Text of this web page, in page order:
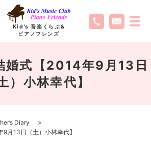
Kid’s 音楽くらぶ&
ピアノフレンズ
婚式【2014年9月13日
）小林幸代】
Diary
月13日（土）小林幸代】